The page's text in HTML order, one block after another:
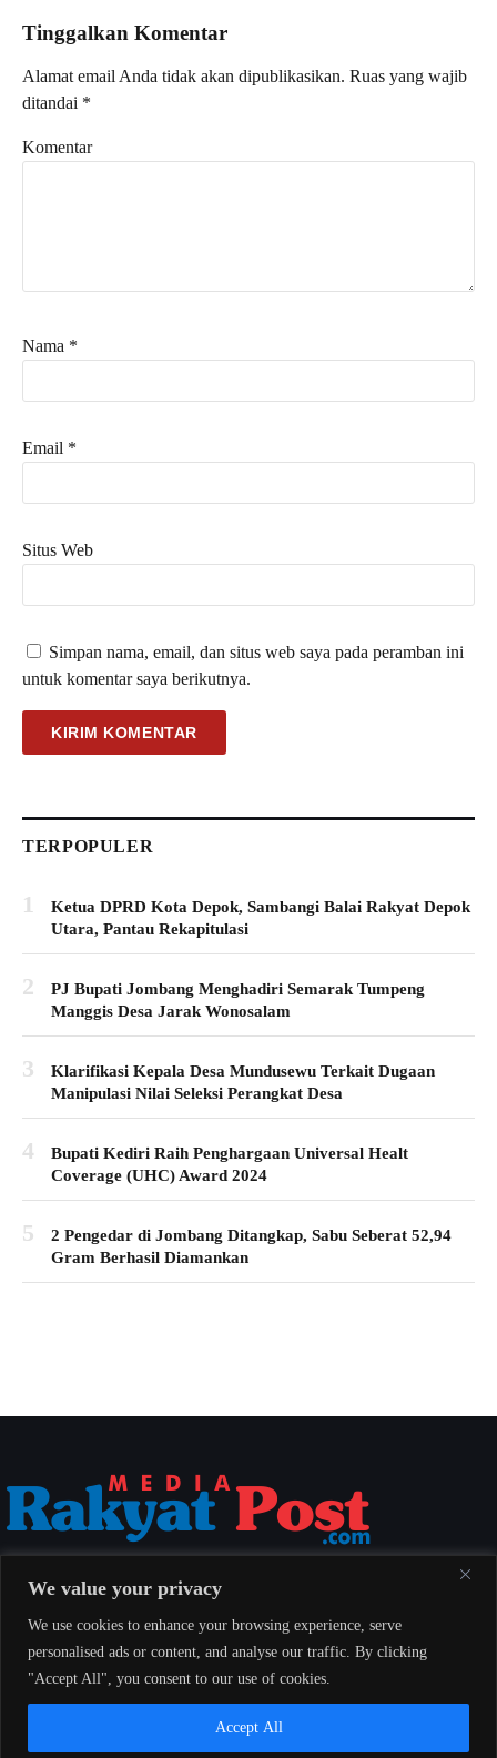
We value your privacy
We use cookies to enhance your browsing experience, serve
personalised ads or content, and analyse our traffic. By clicking
"Accept All", you consent to our use of cookies.
Accept All
Tinggalkan Komentar
Alamat email Anda tidak akan dipublikasikan. Ruas yang wajib
ditandai *
Komentar
Nama *
Email *
Situs Web
Simpan nama, email, dan situs web saya pada peramban ini
untuk komentar saya berikutnya.
TERPOPULER
1
Ketua DPRD Kota Depok, Sambangi Balai Rakyat Depok
Utara, Pantau Rekapitulasi
2
PJ Bupati Jombang Menghadiri Semarak Tumpeng
Manggis Desa Jarak Wonosalam
3
Klarifikasi Kepala Desa Mundusewu Terkait Dugaan
Manipulasi Nilai Seleksi Perangkat Desa
4
Bupati Kediri Raih Penghargaan Universal Healt
Coverage (UHC) Award 2024
5
2 Pengedar di Jombang Ditangkap, Sabu Seberat 52,94
Gram Berhasil Diamankan
berimbang untuk seluruh masyarakat Indonesia.